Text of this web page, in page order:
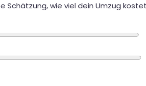
Schätzung, wie viel dein Umzug